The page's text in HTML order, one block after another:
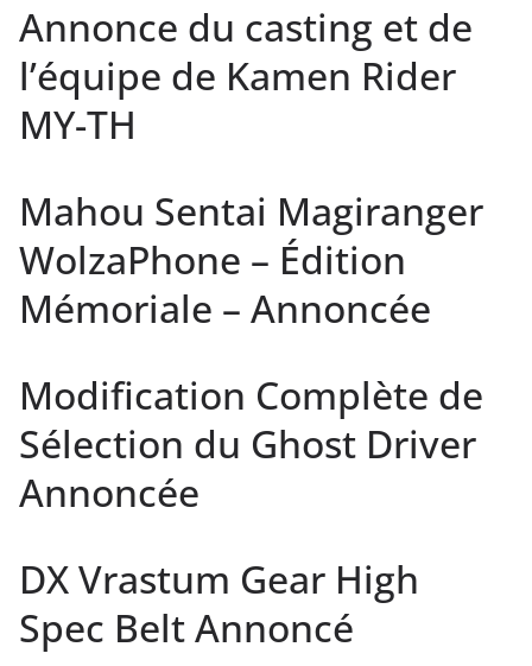
Annonce du casting et de
l’équipe de Kamen Rider
MY-TH
Mahou Sentai Magiranger
WolzaPhone – Édition
Mémoriale – Annoncée
Modification Complète de
Sélection du Ghost Driver
Annoncée
DX Vrastum Gear High
Spec Belt Annoncé